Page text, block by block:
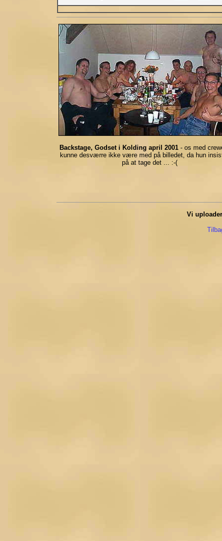
Backstage, Godset i Kolding april 2001- os med
kunne desværre ikke være med på billedet, da hun
på at tage det ... :-(
Vi